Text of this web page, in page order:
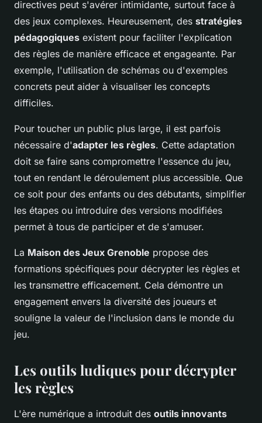
directives peut s'avérer intimidante, surtout face à
des jeux complexes. Heureusement, des stratégies
pédagogiques existent pour faciliter l'explication
des règles de manière efficace et engageante. Par
exemple, l'utilisation de schémas ou d'exemples
concrets peut aider à visualiser les concepts
difficiles.
Pour toucher un public plus large, il est parfois
nécessaire d'adapter les règles. Cette adaptation
doit se faire sans compromettre l'essence du jeu,
tout en rendant le déroulement plus accessible. Que
ce soit pour des enfants ou des débutants, simplifier
les étapes ou introduire des versions modifiées
permet à tous de participer et de s'amuser.
La Maison des Jeux Grenoble propose des
formations spécifiques pour décrypter les règles et
les transmettre efficacement. Cela démontre un
engagement envers la diversité des joueurs et
souligne la valeur de l'inclusion dans le monde du
jeu.
Les outils ludiques pour décrypter
les règles
L'ère numérique a introduit des outils innovants